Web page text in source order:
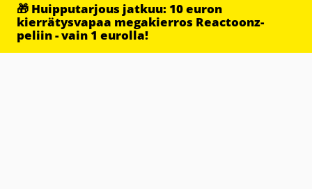
🎁 Huipputarjous jatkuu: 10 euron
kierrätysvapaa megakierros Reactoonz-
peliin - vain 1 eurolla!